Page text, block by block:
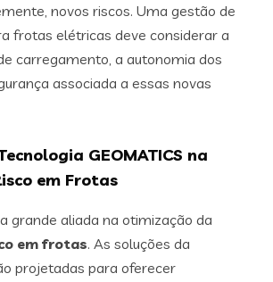
novos riscos. Uma gestão de
frotas elétricas deve considerar a
carregamento, a autonomia dos
associada a essas novas
GEOMATICS na
em Frotas
grande aliada na otimização da
em frotas. As soluções da
projetadas para oferecer